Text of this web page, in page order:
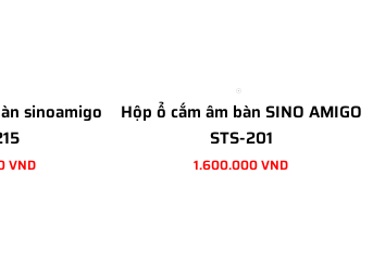
sinoamigo
VND
Hộp ổ cắm âm bàn SINO AMIGO
STS-201
1.600.000 VND